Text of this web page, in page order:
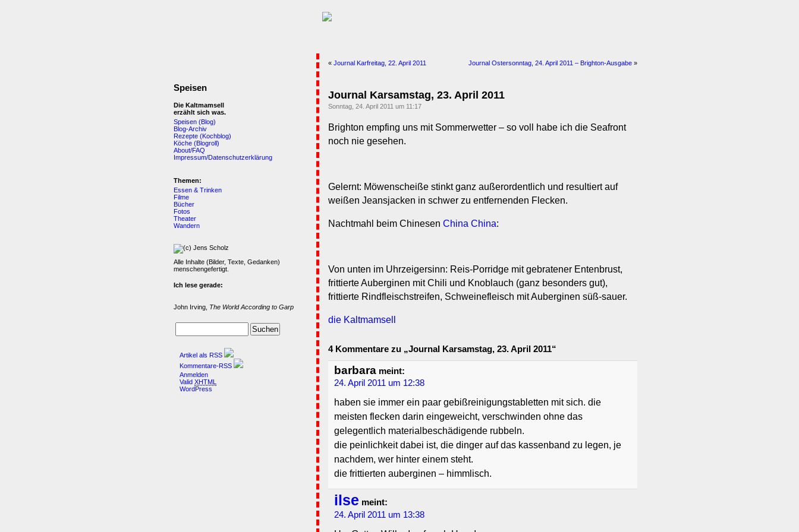
« Journal Karfreitag, 22. April 2011 Journal Ostersonntag, 24. April 2011 – Brighton-Ausgabe »
Journal Karsamstag, 23. April 2011
Sonntag, 24. April 2011 um 11:17
Brighton empfing uns mit Sommerwetter – so voll habe ich die Seafront
noch nie gesehen.
Gelernt: Möwenscheiße stinkt ganz außerordentlich und resultiert auf
weißen Jeansjacken in schwer zu entfernenden Flecken.
Nachtmahl beim Chinesen China China:
Von unten im Uhrzeigersinn: Reis-Porridge mit gebratener Entenbrust,
frittierte Auberginen mit Chili und Knoblauch (ganz besonders gut),
frittierte Rindfleischstreifen, Schweinefleisch mit Auberginen süß-sauer.
die Kaltmamsell
4 Kommentare zu „Journal Karsamstag, 23. April 2011“
barbara meint:
24. April 2011 um 12:38
haben sie immer ein paar gebißreinigungstabletten mit sich. die
meisten flecken darin eingeweicht, verschwinden ohne das
gelegentlich materialbeschädigende rubbeln.
die peinlichkeit dabei ist, die dinger auf das kassenband zu legen, je
nachdem, wer hinter einem steht.
die frittierten auberginen – himmlisch.
ilse meint:
24. April 2011 um 13:38
Speisen
Die Kaltmamsell
erzählt sich was.
Speisen (Blog)
Blog-Archiv
Rezepte (Kochblog)
Köche (Blogroll)
About/FAQ
Impressum/Datenschutzerklärung
Themen:
Essen & Trinken
Filme
Bücher
Fotos
Theater
Wandern
Alle Inhalte (Bilder, Texte, Gedanken)
menschengefertigt.
Ich lese gerade:
John Irving, The World According to Garp
Artikel als RSS
Kommentare-RSS
Anmelden
Valid XHTML
WordPress